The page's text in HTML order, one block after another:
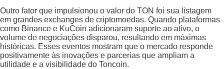
Outro fator que impulsionou o valor do TON foi sua listagem
em grandes exchanges de criptomoedas. Quando plataformas
como Binance e KuCoin adicionaram suporte ao ativo, o
volume de negociações disparou, resultando em máximas
históricas. Esses eventos mostram que o mercado responde
positivamente às inovações e parcerias que ampliam a
utilidade e a visibilidade do Toncoin.